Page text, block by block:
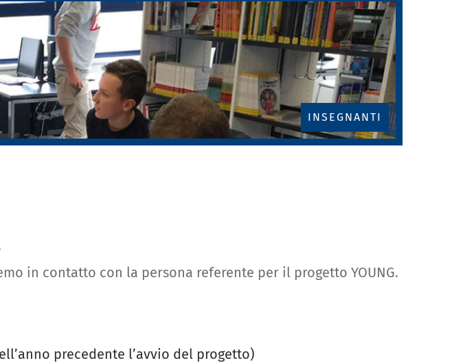
INSEGNANTI
in contatto con la persona referente per il progetto YOUNG.
precedente l’avvio del progetto)